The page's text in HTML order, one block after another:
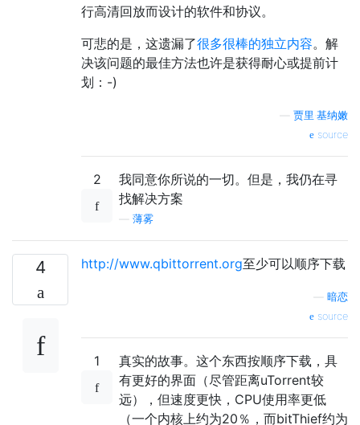
行高清回放而设计的软件和协议。
可悲的是，这遗漏了很多很棒的独立内容。解
决该问题的最佳方法也许是获得耐心或提前计
划：-)
贾里·基纳嫩
source
2
我同意你所说的一切。但是，我仍在寻
找解决方案
薄雾
4 http://www.qbittorrent.org至少可以顺序下载
暗恋
source
1
真实的故事。这个东西按顺序下载，具
有更好的界面（尽管距离uTorrent较
远），但速度更快，CPU使用率更低
（一个内核上约为20％，而bitThief约为